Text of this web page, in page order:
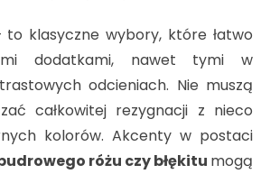
to klasyczne wybory, które łatwo
dodatkami, nawet tymi w
odcieniach. Nie muszą
całkowitej rezygnacji z nieco
kolorów. Akcenty w postaci
różu czy błękitu mogą